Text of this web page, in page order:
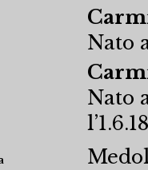
Nato
Nato